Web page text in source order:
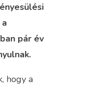
pár év
hogy a